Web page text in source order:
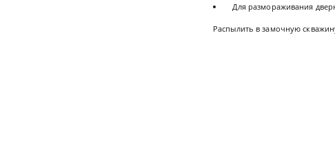
Для размораживания
Распылить в замочную